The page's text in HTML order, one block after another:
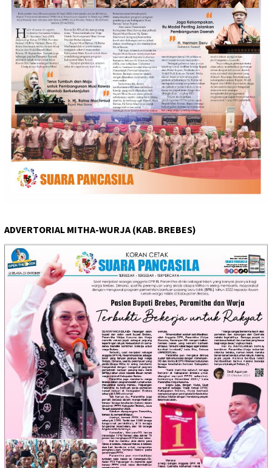
ADVERTORIAL MITHA-WURJA (KAB. BREBES)